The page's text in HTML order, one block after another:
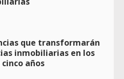
que transformarán
inmobiliarias en los
años